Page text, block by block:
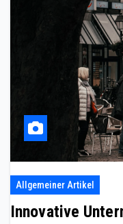
Allgemeiner Artikel
Innovative